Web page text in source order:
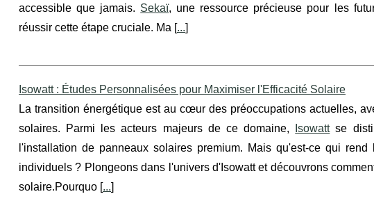
accessible que jamais. Sekaï, une ressource précieuse pour les
réussir cette étape cruciale. Ma [...]
Isowatt : Études Personnalisées pour Maximiser l'Efficacité Solaire
La transition énergétique est au cœur des préoccupations actuelles,
solaires. Parmi les acteurs majeurs de ce domaine,
Isowattse
l'installation de panneaux solaires premium. Mais qu'est-ce qui
individuels ? Plongeons dans l'univers d'Isowatt et découvrons
solaire.Pourquo [...]